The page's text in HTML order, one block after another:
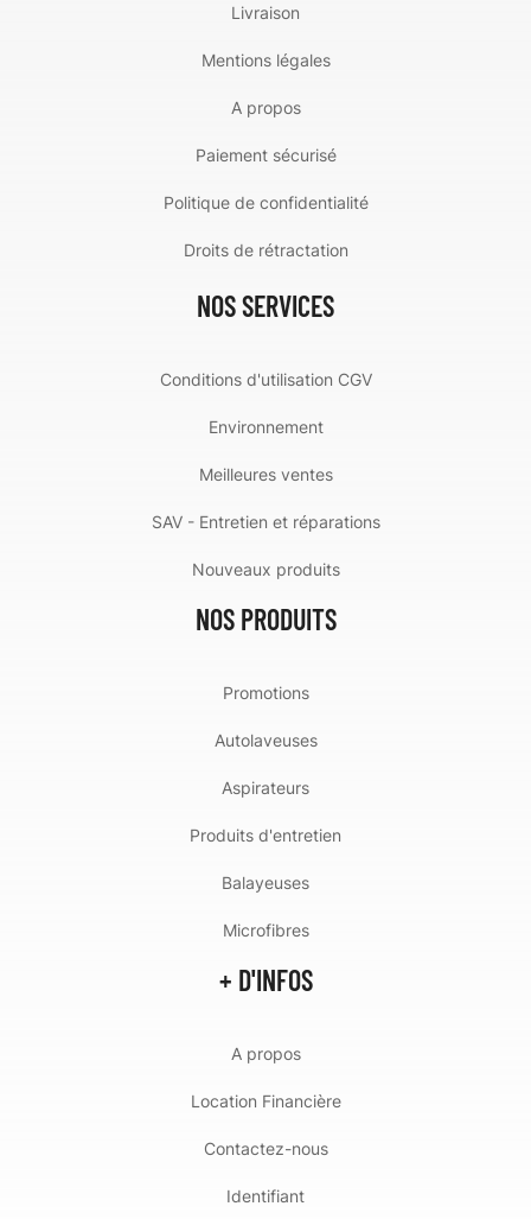
Livraison
Mentions légales
A propos
Paiement sécurisé
Politique de confidentialité
Droits de rétractation
NOS SERVICES
Conditions d'utilisation CGV
Environnement
Meilleures ventes
SAV - Entretien et réparations
Nouveaux produits
NOS PRODUITS
Promotions
Autolaveuses
Aspirateurs
Produits d'entretien
Balayeuses
Microfibres
+ D'INFOS
A propos
Location Financière
Contactez-nous
Identifiant